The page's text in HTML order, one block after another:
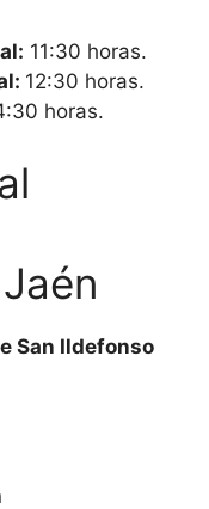
11:30 horas.
12:30 horas.
horas.
San Ildefonso